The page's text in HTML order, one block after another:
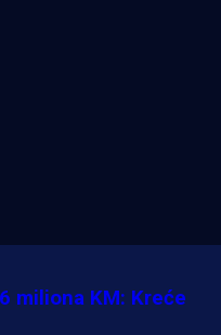
miliona KM: Kreće